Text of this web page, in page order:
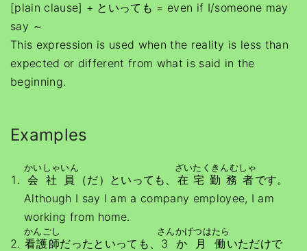
[plain clause] + といっても = even if I/someone may
say ～
This expression is used when the reality is less than
expected or different from what is said in the
beginning.
Examples
会社員
かいしゃいん
（だ）といっても、 在宅勤務者
ざいたくきんむしゃ
です。
Although I say I am a company employee, I am
working from home.
看護師
かんごし
だったといっても、 3か月働
さんかげつはたら
いただけで